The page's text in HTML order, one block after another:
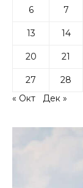
6 7
13 14
20 21
27 28
« Окт
Дек »